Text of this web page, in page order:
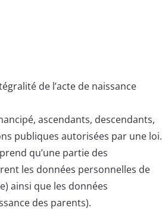
de l’acte de naissance
ascendants, descendants,
publiques autorisées par une loi.
qu’une partie des
les données personnelles de
ainsi que les données
des parents).